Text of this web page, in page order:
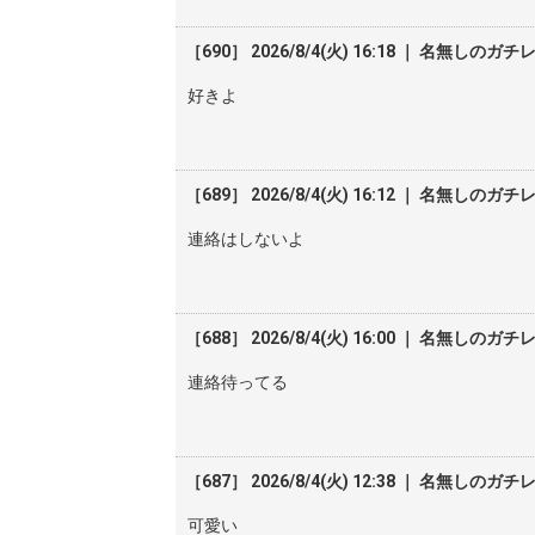
［690］ 2026/8/4(火) 16:18 ｜ 名無しのガチ
好きよ
［689］ 2026/8/4(火) 16:12 ｜ 名無しのガチ
連絡はしないよ
［688］ 2026/8/4(火) 16:00 ｜ 名無しのガチ
連絡待ってる
［687］ 2026/8/4(火) 12:38 ｜ 名無しのガチ
可愛い